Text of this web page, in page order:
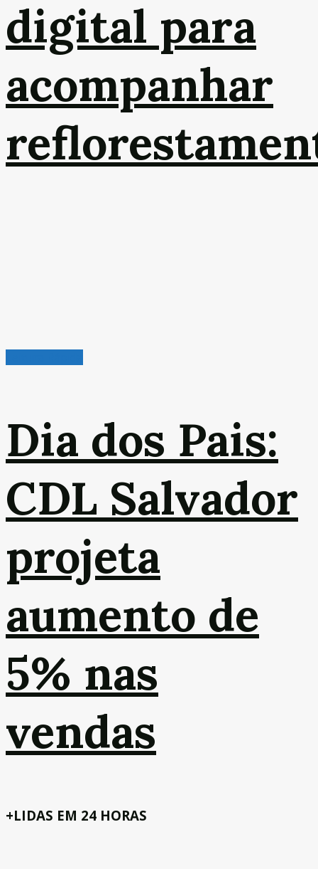
digital para
acompanhar
Dia dos Pais:
CDL Salvador
projeta
aumento de
5% nas
vendas
+LIDAS EM 24 HORAS